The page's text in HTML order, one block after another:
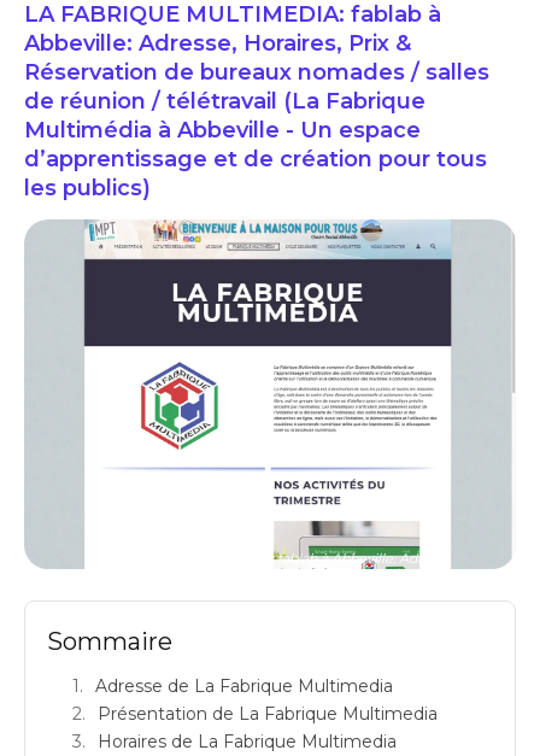
LA FABRIQUE MULTIMEDIA: fablab à
Abbeville: Adresse, Horaires, Prix &
Réservation de bureaux nomades / salles
de réunion / télétravail (La Fabrique
Multimédia à Abbeville - Un espace
d’apprentissage et de création pour tous
les publics)
LA FABRIQUE MULTIMEDIA: fablab à Abbeville: Adresse
Sommaire
Adresse de La Fabrique Multimedia
Présentation de La Fabrique Multimedia
Horaires de La Fabrique Multimedia